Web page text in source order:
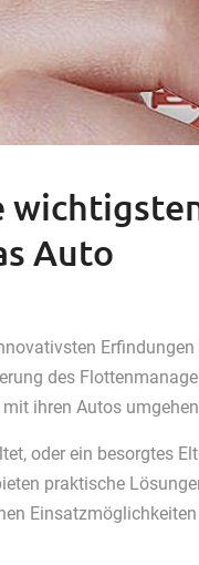
Auto
des
ihren Autos
oder ein besorgtes
praktische